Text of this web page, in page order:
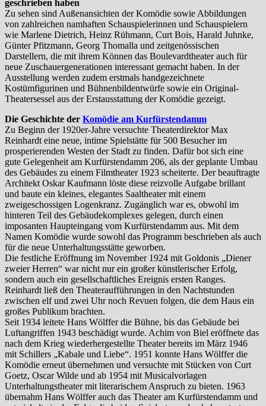
geschrieben haben
Zu sehen sind Außenansichten der Komödie sowie Abbildungen
von zahlreichen namhaften Schauspielerinnen und Schauspielern
wie Marlene Dietrich, Heinz Rühmann, Curt Bois, Harald Juhnke,
Günter Pfitzmann, Georg Thomalla und zeitgenössischen
Darstellern, die mit ihrem Können das Boulevardtheater auch für
neue Zuschauergenerationen interessant gemacht haben. In der
Ausstellung werden zudem erstmals handgezeichnete
Kostümfigurinen und Bühnenbildentwürfe sowie ein Original-
Theatersessel aus der Erstausstattung der Komödie gezeigt.
Die Geschichte der Komödie am Kurfürstendamm
Zu Beginn der 1920er-Jahre versuchte Theaterdirektor Max
Reinhardt eine neue, intime Spielstätte für 500 Besucher im
prosperierenden Westen der Stadt zu finden. Dafür bot sich eine
gute Gelegenheit am Kurfürstendamm 206, als der geplante Umbau
des Gebäudes zu einem Filmtheater 1923 scheiterte. Der beauftragte
Architekt Oskar Kaufmann löste diese reizvolle Aufgabe brillant
und baute ein kleines, elegantes Saaltheater mit einem
zweigeschossigen Logenkranz. Zugänglich war es, obwohl im
hinteren Teil des Gebäudekomplexes gelegen, durch einen
imposanten Haupteingang vom Kurfürstendamm aus. Mit dem
Namen Komödie wurde sowohl das Programm beschrieben als auch
für die neue Unterhaltungsstätte geworben.
Die festliche Eröffnung im November 1924 mit Goldonis „Diener
zweier Herren“ war nicht nur ein großer künstlerischer Erfolg,
sondern auch ein gesellschaftliches Ereignis ersten Ranges.
Reinhardt ließ den Theateraufführungen in den Nachtstunden
zwischen elf und zwei Uhr noch Revuen folgen, die dem Haus ein
großes Publikum brachten.
Seit 1934 leitete Hans Wölffer die Bühne, bis das Gebäude bei
Luftangriffen 1943 beschädigt wurde. Achim von Biel eröffnete das
nach dem Krieg wiederhergestellte Theater bereits im März 1946
mit Schillers „Kabale und Liebe“. 1951 konnte Hans Wölffer die
Komödie erneut übernehmen und versuchte mit Stücken von Curt
Goetz, Oscar Wilde und ab 1954 mit Musicalvorlagen
Unterhaltungstheater mit literarischem Anspruch zu bieten. 1963
übernahm Hans Wölffer auch das Theater am Kurfürstendamm und